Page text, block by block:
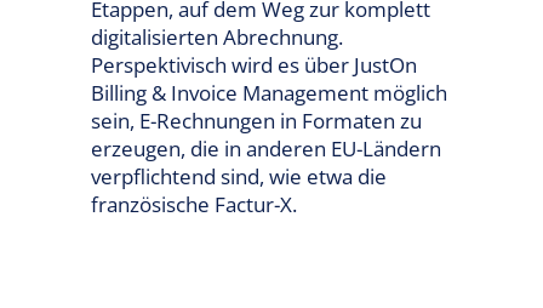
Etappen, auf dem Weg zur komplett
digitalisierten Abrechnung.
Perspektivisch wird es über JustOn
Billing & Invoice Management möglich
sein, E-Rechnungen in Formaten zu
erzeugen, die in anderen EU-Ländern
verpflichtend sind, wie etwa die
französische Factur-X.